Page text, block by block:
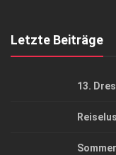
Letzte Beiträge
13.